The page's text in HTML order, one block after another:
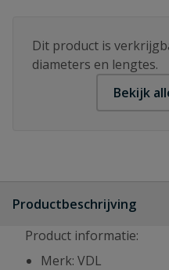
Dit product is
diameters en lengtes.
Bekijk
Productbeschrijving
Product informatie:
Merk: VDL